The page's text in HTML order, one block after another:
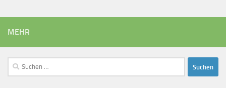
MEHR
Suchen
nach: